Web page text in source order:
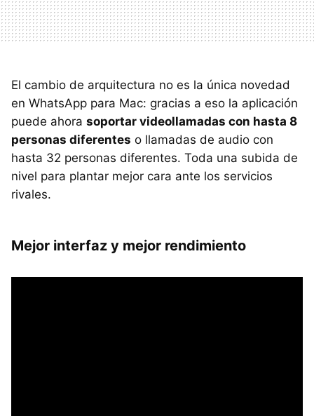
El cambio de arquitectura no es la única novedad
en WhatsApp para Mac: gracias a eso la aplicación
puede ahora soportar videollamadas con hasta 8
personas diferentes o llamadas de audio con
hasta 32 personas diferentes. Toda una subida de
nivel para plantar mejor cara ante los servicios
rivales.
Mejor interfaz y mejor rendimiento